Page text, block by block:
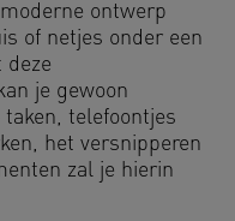
ontwerp
of netjes onder een
deze
je gewoon
telefoontjes
het versnipperen
zal je hierin